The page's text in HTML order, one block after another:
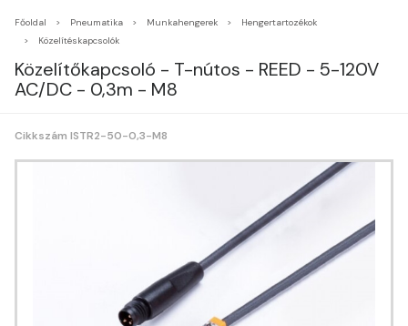
Főoldal Pneumatika Munkahengerek
Hengertartozékok
Közelítéskapcsolók
Közelítőkapcsoló - T-nútos - REED - 5-120V
AC/DC - 0,3m - M8
Cikkszám ISTR2-50-0,3-M8